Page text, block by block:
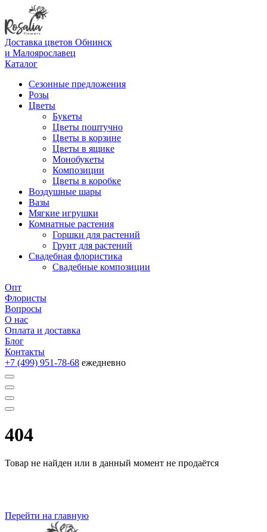
Доставка цветов Обнинск
и Малоярославец
Каталог
Сезонные предложения
Розы
Цветы
Букеты
Цветы поштучно
Цветы в корзине
Цветы в ящике
Монобукеты
Композиции
Цветы в коробке
Воздушные шары
Вазы
Мягкие игрушки
Комнатные растения
Горшки для растений
Грунт для растений
Свадебная флористика
Свадебные композиции
Опт
Флористы
Вопросы
О нас
Оплата и доставка
Блог
Контакты
+7 (499) 951-78-68 ежедневно
404
Товар не найден или в данный момент не продаётся
Перейти на главную